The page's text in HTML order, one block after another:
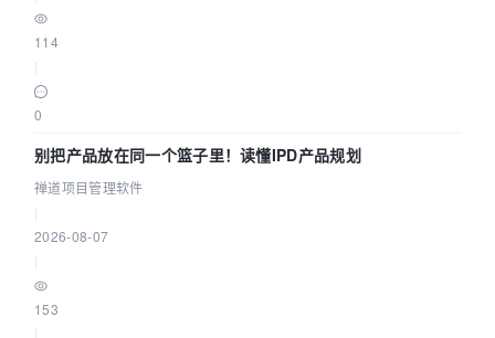
114
0
别把产品放在同一个篮子里！读懂IPD产品规划
禅道项目管理软件
2026-08-07
153